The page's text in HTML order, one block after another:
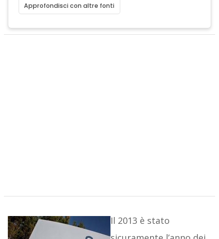
Approfondisci con altre fonti
Il 2013 è stato